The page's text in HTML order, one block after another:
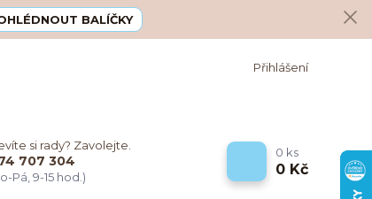
BALÍČKY
Přihlášení
si rady? Zavolejte.
707 304
Pá, 9-15 hod.)
0 ks
0 Kč